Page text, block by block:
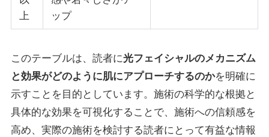
上
ップ
このテーブルは、読者に光フェイシャルのメカニズム
と効果がどのように肌にアプローチするのかを明確に
示すことを目的としています。施術の科学的な根拠と
具体的な効果を可視化することで、施術への信頼感を
高め、実際の施術を検討する読者にとって有益な情報